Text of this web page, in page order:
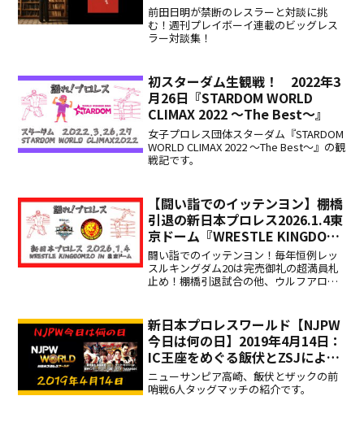
対談三本勝負』佐々木徹
前田日明が禁断のレスラーと対談に挑
む！週刊プレイボーイ連載のビッグレス
ラー対談集！
初スターダム生観戦！ 2022年3
月26日『STARDOM WORLD
CLIMAX 2022 ～The Best～』
女子プロレス団体スターダム『STARDOM
WORLD CLIMAX 2022 ～The Best～』の観
戦記です。
【闘い詣でのイッテンヨン】棚橋
引退の新日本プロレス2026.1.4東
京ドーム『WRESTLE KINGDOM
20』観戦記
闘い詣でのイッテンヨン！毎年恒例レッ
スルキングダム20は完売御礼の超満員札
止め！棚橋引退試合の他、ウルフアロン
新日本プロレスワールド【NJPW
今日は何の日】2019年4月14日：
IC王座をめぐる飯伏とZSJによる
前哨戦、ニューサンピア高崎大
会！
ニューサンピア高崎、飯伏とザックの前
哨戦6人タッグマッチの紹介です。